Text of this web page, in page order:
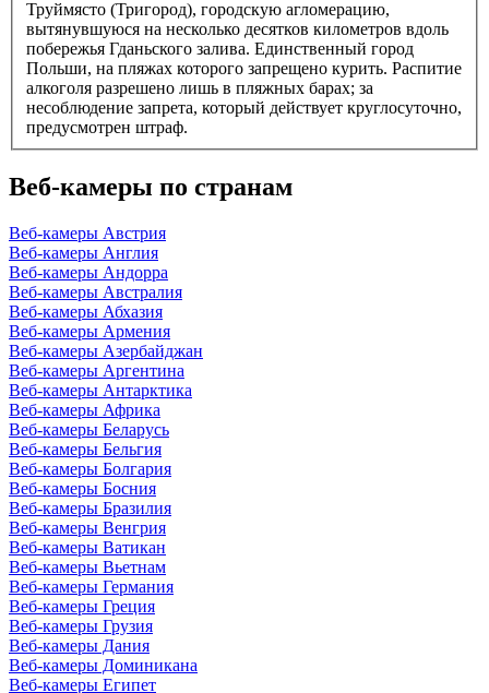
Труймясто (Тригород), городскую агломерацию,
вытянувшуюся на несколько десятков километров вдоль
побережья Гданьского залива. Единственный город
Польши, на пляжах которого запрещено курить. Распитие
алкоголя разрешено лишь в пляжных барах; за
несоблюдение запрета, который действует круглосуточно,
предусмотрен штраф.
Веб-камеры по странам
Веб-камеры Австрия
Веб-камеры Англия
Веб-камеры Андорра
Веб-камеры Австралия
Веб-камеры Абхазия
Веб-камеры Армения
Веб-камеры Азербайджан
Веб-камеры Аргентина
Веб-камеры Антарктика
Веб-камеры Африка
Веб-камеры Беларусь
Веб-камеры Бельгия
Веб-камеры Болгария
Веб-камеры Босния
Веб-камеры Бразилия
Веб-камеры Венгрия
Веб-камеры Ватикан
Веб-камеры Вьетнам
Веб-камеры Германия
Веб-камеры Греция
Веб-камеры Грузия
Веб-камеры Дания
Веб-камеры Доминикана
Веб-камеры Египет